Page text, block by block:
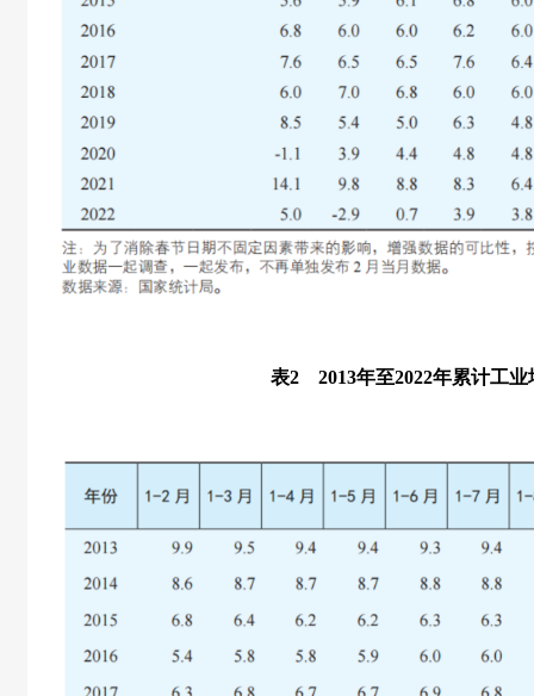
表2 2013年至2022年累计工业